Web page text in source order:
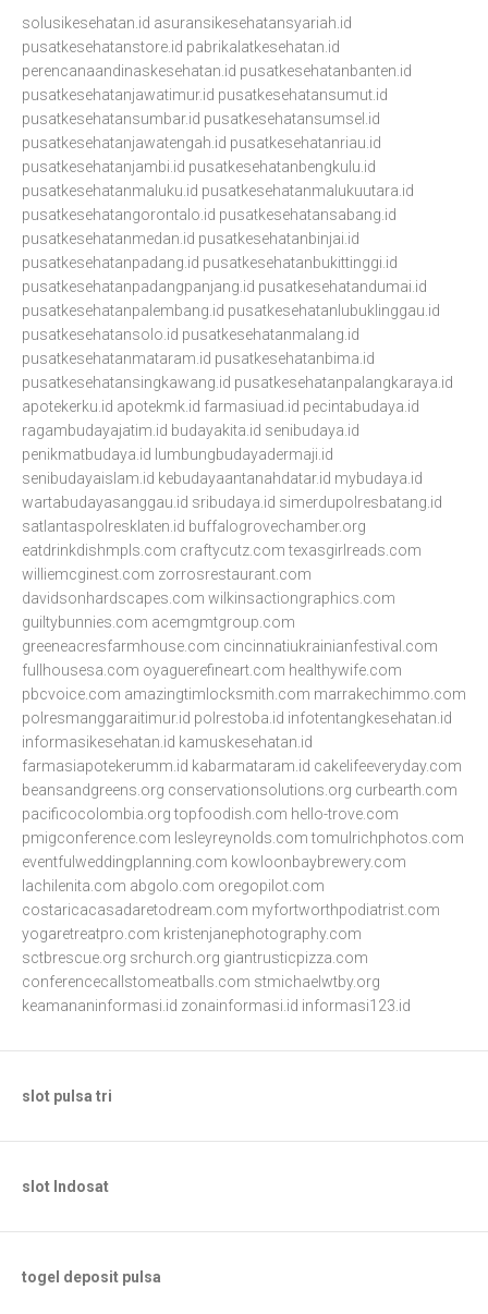
solusikesehatan.id asuransikesehatansyariah.id
pusatkesehatanstore.id pabrikalatkesehatan.id
perencanaandinaskesehatan.id pusatkesehatanbanten.id
pusatkesehatanjawatimur.id pusatkesehatansumut.id
pusatkesehatansumbar.id pusatkesehatansumsel.id
pusatkesehatanjawatengah.id pusatkesehatanriau.id
pusatkesehatanjambi.id pusatkesehatanbengkulu.id
pusatkesehatanmaluku.id pusatkesehatanmalukuutara.id
pusatkesehatangorontalo.id pusatkesehatansabang.id
pusatkesehatanmedan.id pusatkesehatanbinjai.id
pusatkesehatanpadang.id pusatkesehatanbukittinggi.id
pusatkesehatanpadangpanjang.id pusatkesehatandumai.id
pusatkesehatanpalembang.id pusatkesehatanlubuklinggau.id
pusatkesehatansolo.id pusatkesehatanmalang.id
pusatkesehatanmataram.id pusatkesehatanbima.id
pusatkesehatansingkawang.id pusatkesehatanpalangkaraya.id
apotekerku.id apotekmk.id farmasiuad.id pecintabudaya.id
ragambudayajatim.id budayakita.id senibudaya.id
penikmatbudaya.id lumbungbudayadermaji.id
senibudayaislam.id kebudayaantanahdatar.id mybudaya.id
wartabudayasanggau.id sribudaya.id simerdupolresbatang.id
satlantaspolresklaten.id buffalogrovechamber.org
eatdrinkdishmpls.com craftycutz.com texasgirlreads.com
williemcginest.com zorrosrestaurant.com
davidsonhardscapes.com wilkinsactiongraphics.com
guiltybunnies.com acemgmtgroup.com
greeneacresfarmhouse.com cincinnatiukrainianfestival.com
fullhousesa.com oyaguerefineart.com healthywife.com
pbcvoice.com amazingtimlocksmith.com marrakechimmo.com
polresmanggaraitimur.id polrestoba.id infotentangkesehatan.id
informasikesehatan.id kamuskesehatan.id
farmasiapotekerumm.id kabarmataram.id cakelifeeveryday.com
beansandgreens.org conservationsolutions.org curbearth.com
pacificocolombia.org topfoodish.com hello-trove.com
pmigconference.com lesleyreynolds.com tomulrichphotos.com
eventfulweddingplanning.com kowloonbaybrewery.com
lachilenita.com abgolo.com oregopilot.com
costaricacasadaretodream.com myfortworthpodiatrist.com
yogaretreatpro.com kristenjanephotography.com
sctbrescue.org srchurch.org giantrusticpizza.com
conferencecallstomeatballs.com stmichaelwtby.org
keamananinformasi.id zonainformasi.id informasi123.id
slot pulsa tri
slot Indosat
togel deposit pulsa